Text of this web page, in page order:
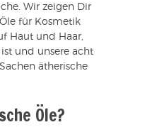
Wir zeigen Dir
für Kosmetik
Haut und Haar,
und unsere acht
ätherische
Öle?